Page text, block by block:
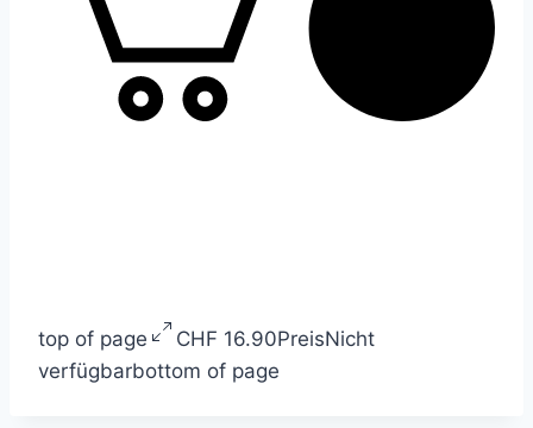
top of page CHF 16.90PreisNicht
verfügbarbottom of page